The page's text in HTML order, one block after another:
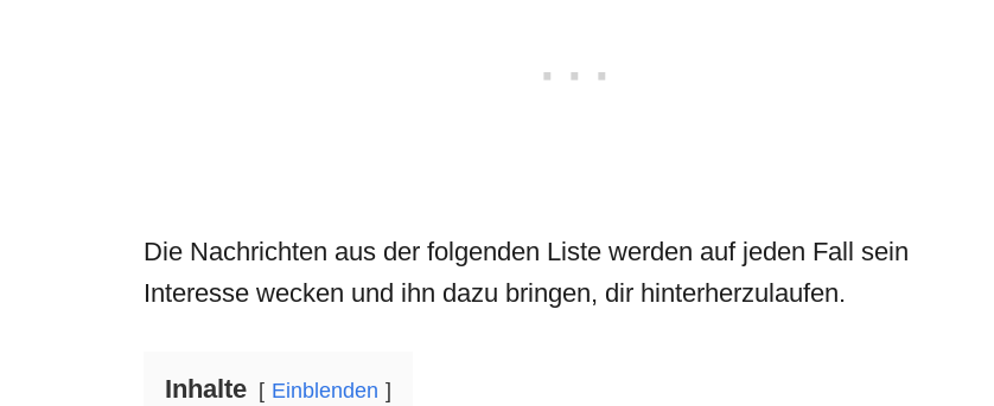
Die Nachrichten aus der folgenden Liste werden auf jeden Fall sein
Interesse wecken und ihn dazu bringen, dir hinterherzulaufen.
Inhalte Einblenden